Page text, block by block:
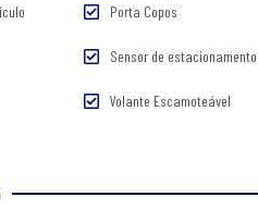
Porta Copos
Sensor de estacionamento
Volante Escamoteável